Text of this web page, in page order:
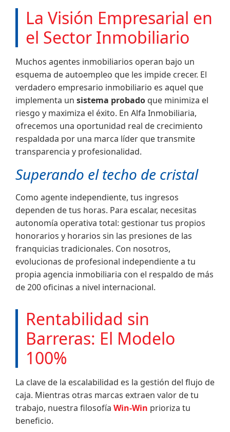
La Visión Empresarial en
el Sector Inmobiliario
Muchos agentes inmobiliarios operan bajo un
esquema de autoempleo que les impide crecer. El
verdadero empresario inmobiliario es aquel que
implementa un sistema probado que minimiza el
riesgo y maximiza el éxito. En Alfa Inmobiliaria,
ofrecemos una oportunidad real de crecimiento
respaldada por una marca líder que transmite
transparencia y profesionalidad.
Superando el techo de cristal
Como agente independiente, tus ingresos
dependen de tus horas. Para escalar, necesitas
autonomía operativa total: gestionar tus propios
honorarios y horarios sin las presiones de las
franquicias tradicionales. Con nosotros,
evolucionas de profesional independiente a tu
propia agencia inmobiliaria con el respaldo de más
de 200 oficinas a nivel internacional.
Rentabilidad sin
Barreras: El Modelo
100%
La clave de la escalabilidad es la gestión del flujo de
caja. Mientras otras marcas extraen valor de tu
trabajo, nuestra filosofía Win-Win prioriza tu
beneficio.